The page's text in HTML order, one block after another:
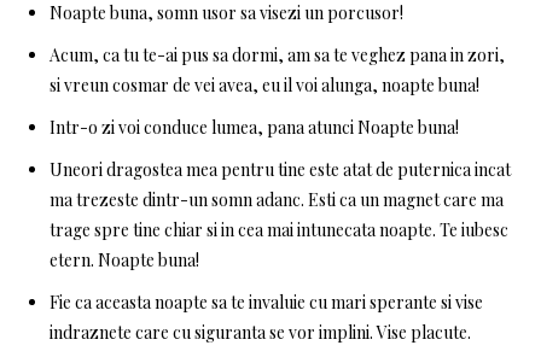
Noapte buna, somn usor sa visezi un porcusor!
Acum, ca tu te-ai pus sa dormi, am sa te veghez pana in zori,
si vreun cosmar de vei avea, eu il voi alunga, noapte buna!
Intr-o zi voi conduce lumea, pana atunci Noapte buna!
Uneori dragostea mea pentru tine este atat de puternica incat
ma trezeste dintr-un somn adanc. Esti ca un magnet care ma
trage spre tine chiar si in cea mai intunecata noapte. Te iubesc
etern. Noapte buna!
Fie ca aceasta noapte sa te invaluie cu mari sperante si vise
indraznete care cu siguranta se vor implini. Vise placute.